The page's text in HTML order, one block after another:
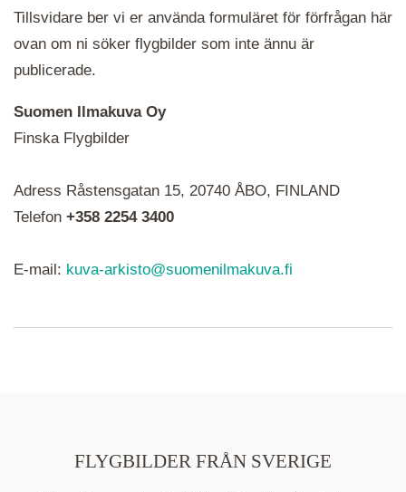
ikoner är det en serie i varje. Utplacerade bilder
syns som nålar istället.
Tillsvidare ber vi er använda formuläret för förfrågan här
ovan om ni söker flygbilder som inte ännu är
publicerade.
Suomen Ilmakuva Oy
Finska Flygbilder
Adress Råstensgatan 15, 20740 ÅBO, FINLAND
Telefon +358 2254 3400
E-mail: kuva-arkisto@suomenilmakuva.fi
FLYGBILDER FRÅN SVERIGE